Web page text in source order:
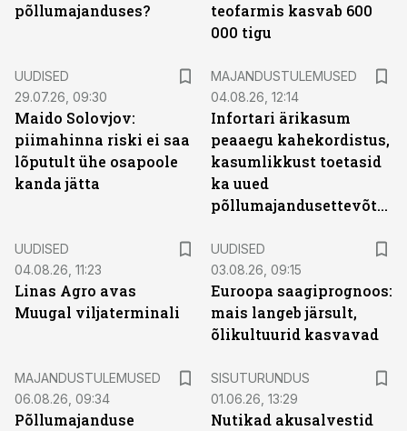
põllumajanduses?
teofarmis kasvab 600
000 tigu
UUDISED
29.07.26, 09:30
Maido Solovjov:
piimahinna riski ei saa
lõputult ühe osapoole
kanda jätta
MAJANDUSTULEMUSED
04.08.26, 12:14
Infortari ärikasum
peaaegu kahekordistus,
kasumlikkust toetasid
ka uued
põllumajandusettevõtted
UUDISED
04.08.26, 11:23
Linas Agro avas
Muugal viljaterminali
UUDISED
03.08.26, 09:15
Euroopa saagiprognoos:
mais langeb järsult,
õlikultuurid kasvavad
MAJANDUSTULEMUSED
06.08.26, 09:34
Põllumajanduse
SISUTURUNDUS
01.06.26, 13:29
Nutikad akusalvestid